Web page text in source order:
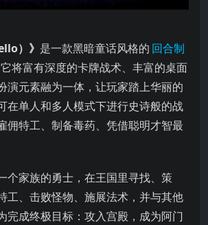
）》 是一款黑暗童话风格的 回合制
将富有深度的卡牌战术、丰富的桌面
演元素融为一体，让玩家踏上华丽的
在单人和多人模式下进行史诗般的战
佣特工、制备毒药、凭借聪明才智最
个家族的勇士，在王国里寻找、策
工、击败怪物、施展法术，并与其他
完成终极目标：攻入宫殿，成为阿门